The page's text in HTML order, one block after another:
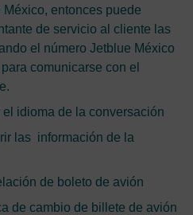
entonces puede
de servicio al cliente las
el número Jetblue México
comunicarse con el
idioma de la conversación
las información de la
de boleto de avión
de cambio de billete de avión